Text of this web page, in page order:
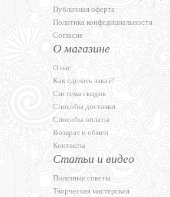
Публичная оферта
Политика конфедициальности
Согласие
О магазине
О нас
Как сделать заказ?
Система скидок
Способы доставки
Способы оплаты
Возврат и обмен
Контакты
Статьи и видео
Полезные советы
Творческая мастерская